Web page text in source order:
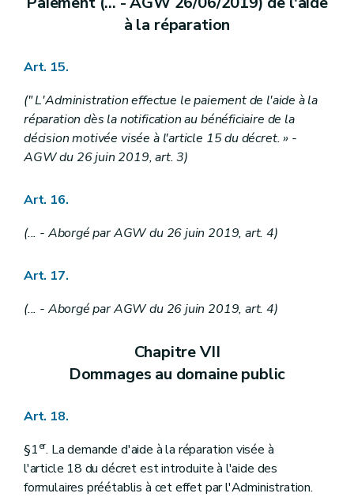
à la réparation
Art. 15.
(" L'Administration effectue le paiement de l'aide à la
réparation dès la notification au bénéficiaire de la
décision motivée visée à l'article 15 du décret. » -
AGW du 26 juin 2019, art. 3)
Art. 16.
(... - Aborgé par AGW du 26 juin 2019, art. 4)
Art. 17.
(... - Aborgé par AGW du 26 juin 2019, art. 4)
Chapitre VII
Dommages au domaine public
Art. 18.
§1er. La demande d'aide à la réparation visée à
l'article 18 du décret est introduite à l'aide des
formulaires préétablis à cet effet par l'Administration.